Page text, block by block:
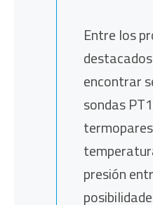
Entre los
encontrar
sondas
presión